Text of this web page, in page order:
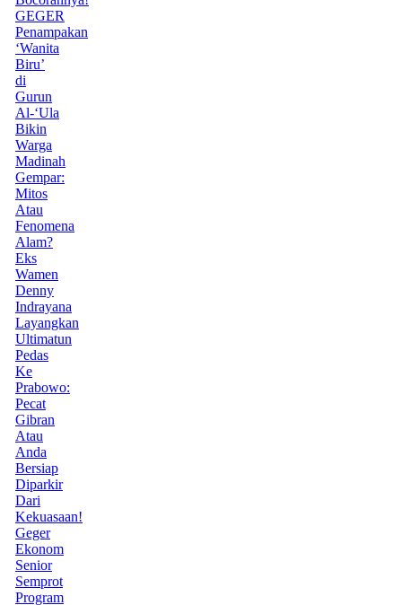
GEGER
Penampakan
‘Wanita
Biru’
di
Gurun
Al-‘Ula
Bikin
Warga
Madinah
Gempar:
Mitos
Atau
Fenomena
Alam?
Eks
Wamen
Denny
Indrayana
Layangkan
Ultimatun
Pedas
Ke
Prabowo:
Pecat
Gibran
Atau
Anda
Bersiap
Diparkir
Dari
Kekuasaan!
Geger
Ekonom
Senior
Semprot
Program